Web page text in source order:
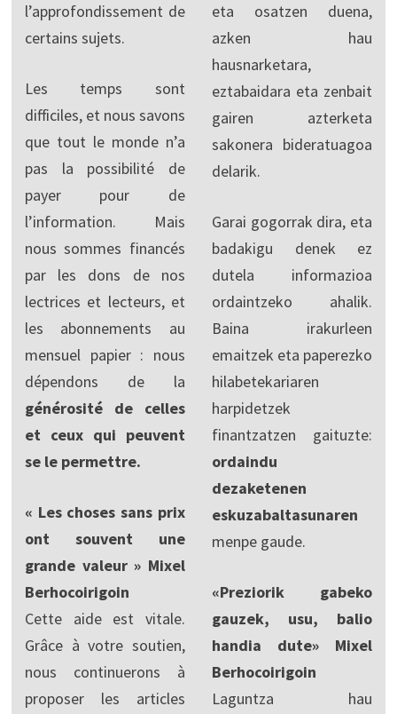
l’approfondissement de
certains sujets.
Les temps sont
difficiles, et nous savons
que tout le monde n’a
pas la possibilité de
payer pour de
l’information. Mais
nous sommes financés
par les dons de nos
lectrices et lecteurs, et
les abonnements au
mensuel papier : nous
dépendons de la
générosité de celles
et ceux qui peuvent
se le permettre.
« Les choses sans prix
ont souvent une
grande valeur » Mixel
Berhocoirigoin
Cette aide est vitale.
Grâce à votre soutien,
nous continuerons à
proposer les articles
eta osatzen duena,
azken hau
hausnarketara,
eztabaidara eta zenbait
gairen azterketa
sakonera bideratuagoa
delarik.
Garai gogorrak dira, eta
badakigu denek ez
dutela informazioa
ordaintzeko ahalik.
Baina irakurleen
emaitzek eta paperezko
hilabetekariaren
harpidetzek
finantzatzen gaituzte:
ordaindu
dezaketenen
eskuzabaltasunaren
menpe gaude.
«Preziorik gabeko
gauzek, usu, balio
handia dute» Mixel
Berhocoirigoin
Laguntza hau